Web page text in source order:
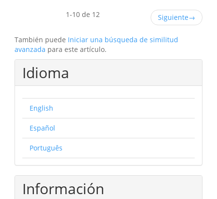
1-10 de 12 Siguiente→
También puede Iniciar una búsqueda de similitud
avanzada para este artículo.
Idioma
English
Español
Português
Información